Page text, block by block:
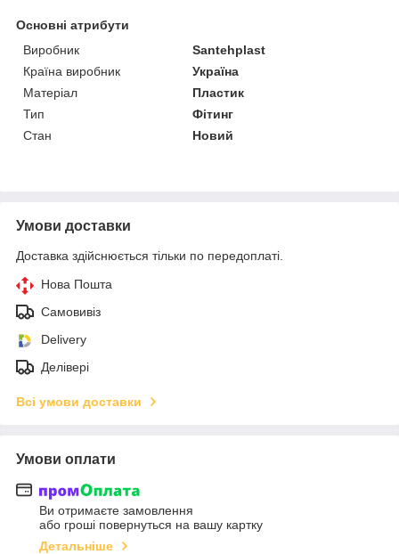
Основні атрибути
Виробник
Santehplast
Країна виробник
Україна
Матеріал
Пластик
Тип
Фітинг
Стан
Новий
Умови доставки
Доставка здійснюється тільки по передоплаті.
Нова Пошта
Самовивіз
Delivery
Делівері
Всі умови доставки
Умови оплати
Ви отримаєте замовлення
або гроші повернуться на вашу картку
Детальніше